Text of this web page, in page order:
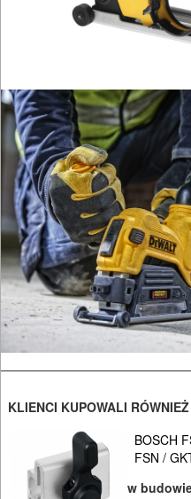
KLIENCI KUPOWALI RÓWNIEŻ
BOSCH
FSN /
w